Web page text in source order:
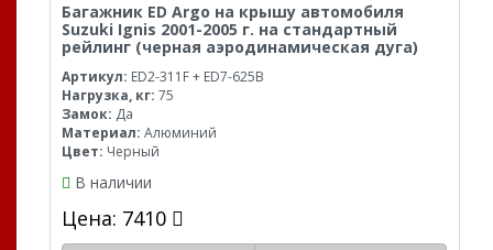
Багажник ED Argo на крышу автомобиля
Suzuki Ignis 2001-2005 г. на стандартный
рейлинг (черная аэродинамическая дуга)
Артикул: ED2-311F + ED7-625B
Нагрузка, кг: 75
Замок: Да
Материал: Алюминий
Цвет: Черный
В наличии
Цена: 7410